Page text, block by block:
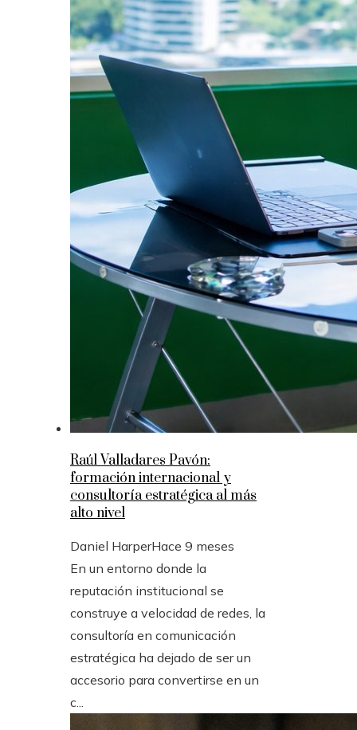
Raúl Valladares Pavón:
formación internacional y
consultoría estratégica al más
alto nivel
Daniel HarperHace 9 meses
En un entorno donde la
reputación institucional se
construye a velocidad de redes, la
consultoría en comunicación
estratégica ha dejado de ser un
accesorio para convertirse en un
c...